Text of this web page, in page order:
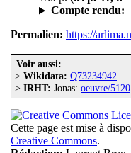
Compte rendu:
Permalien: https://
Voir aussi:
> Wikidata: Q73234942
> IRHT: Jonas: oeuvre/5120
Cette page est mise à
Creative Commons.